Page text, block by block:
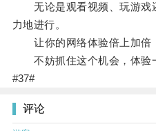
无论是观看视频、玩游戏
力地进行。
让你的网络体验倍上加倍
不妨抓住这个机会，体验
#37#
评论